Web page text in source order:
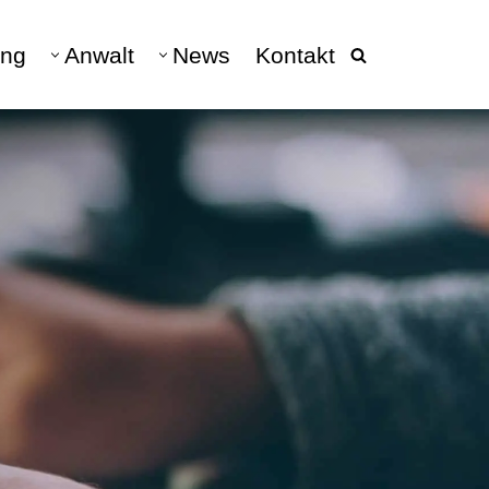
040 - 228 682 10
DATENSCHUTZ
Datenschutz Anwalt
Verarbeitungsverzeichnis
Auskunftsanspruch &
Anwalt News Kontakt